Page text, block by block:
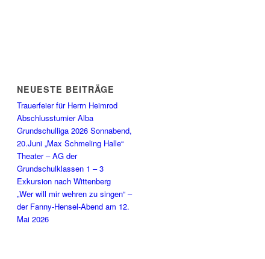
NEUESTE BEITRÄGE
Trauerfeier für Herrn Heimrod
Abschlussturnier Alba
Grundschulliga 2026 Sonnabend,
20.Juni „Max Schmeling Halle“
Theater – AG der
Grundschulklassen 1 – 3
Exkursion nach Wittenberg
„Wer will mir wehren zu singen“ –
der Fanny-Hensel-Abend am 12.
Mai 2026